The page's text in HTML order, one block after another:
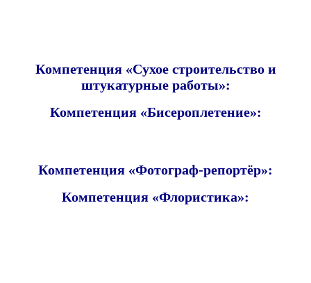
Компетенция «Сухое строительство и
штукатурные работы»:
Компетенция «Бисероплетение»:
Компетенция «Фотограф-репортёр»:
Компетенция «Флористика»: